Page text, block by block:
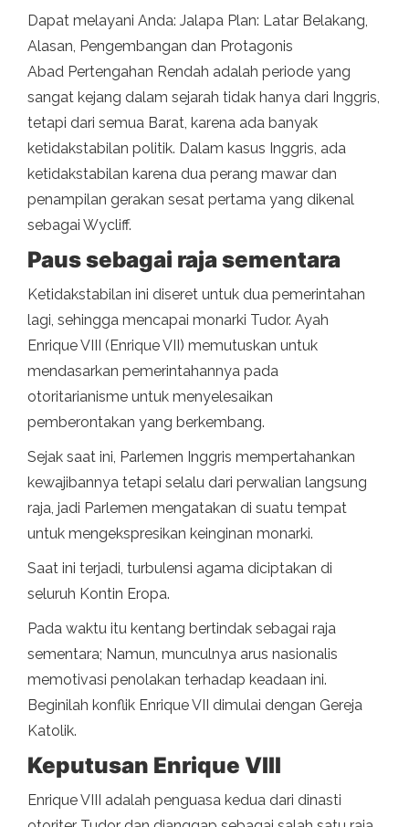
Dapat melayani Anda: Jalapa Plan: Latar Belakang,
Alasan, Pengembangan dan Protagonis
Abad Pertengahan Rendah adalah periode yang
sangat kejang dalam sejarah tidak hanya dari Inggris,
tetapi dari semua Barat, karena ada banyak
ketidakstabilan politik. Dalam kasus Inggris, ada
ketidakstabilan karena dua perang mawar dan
penampilan gerakan sesat pertama yang dikenal
sebagai Wycliff.
Paus sebagai raja sementara
Ketidakstabilan ini diseret untuk dua pemerintahan
lagi, sehingga mencapai monarki Tudor. Ayah
Enrique VIII (Enrique VII) memutuskan untuk
mendasarkan pemerintahannya pada
otoritarianisme untuk menyelesaikan
pemberontakan yang berkembang.
Sejak saat ini, Parlemen Inggris mempertahankan
kewajibannya tetapi selalu dari perwalian langsung
raja, jadi Parlemen mengatakan di suatu tempat
untuk mengekspresikan keinginan monarki.
Saat ini terjadi, turbulensi agama diciptakan di
seluruh Kontin Eropa.
Pada waktu itu kentang bertindak sebagai raja
sementara; Namun, munculnya arus nasionalis
memotivasi penolakan terhadap keadaan ini.
Beginilah konflik Enrique VII dimulai dengan Gereja
Katolik.
Keputusan Enrique VIII
Enrique VIII adalah penguasa kedua dari dinasti